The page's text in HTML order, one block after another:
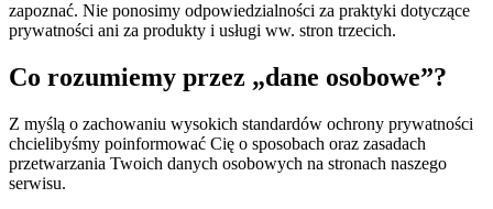
zapoznać. Nie ponosimy odpowiedzialności za praktyki dotyczące
prywatności ani za produkty i usługi ww. stron trzecich.
Co rozumiemy przez „dane osobowe”?
Z myślą o zachowaniu wysokich standardów ochrony prywatności
chcielibyśmy poinformować Cię o sposobach oraz zasadach
przetwarzania Twoich danych osobowych na stronach naszego
serwisu.